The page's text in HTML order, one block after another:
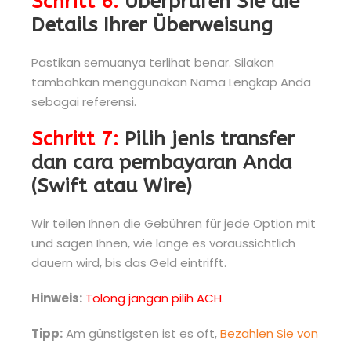
Details Ihrer Überweisung
Pastikan semuanya terlihat benar. Silakan
tambahkan menggunakan Nama Lengkap Anda
sebagai referensi.
Schritt 7: Pilih jenis transfer
dan cara pembayaran Anda
(Swift atau Wire)
Wir teilen Ihnen die Gebühren für jede Option mit
und sagen Ihnen, wie lange es voraussichtlich
dauern wird, bis das Geld eintrifft.
Hinweis: Tolong jangan pilih ACH.
Tipp:Am günstigsten ist es oft,Bezahlen Sie von